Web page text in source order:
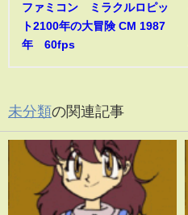
ファミコン ミラクルロピッ
ト2100年の大冒険 CM 1987
年 60fps
未分類の関連記事